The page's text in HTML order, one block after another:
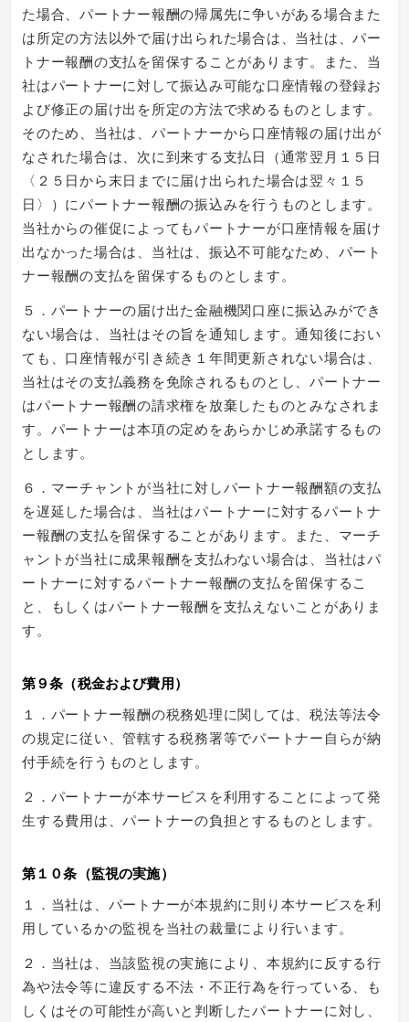
た場合、パートナー報酬の帰属先に争いがある場合また
は所定の方法以外で届け出られた場合は、当社は、パー
トナー報酬の支払を留保することがあります。また、当
社はパートナーに対して振込み可能な口座情報の登録お
よび修正の届け出を所定の方法で求めるものとします。
そのため、当社は、パートナーから口座情報の届け出が
なされた場合は、次に到来する支払日（通常翌月１５日
〈２５日から末日までに届け出られた場合は翌々１５
日〉）にパートナー報酬の振込みを行うものとします。
当社からの催促によってもパートナーが口座情報を届け
出なかった場合は、当社は、振込不可能なため、パート
ナー報酬の支払を留保するものとします。
５．パートナーの届け出た金融機関口座に振込みができ
ない場合は、当社はその旨を通知します。通知後におい
ても、口座情報が引き続き１年間更新されない場合は、
当社はその支払義務を免除されるものとし、パートナー
はパートナー報酬の請求権を放棄したものとみなされま
す。パートナーは本項の定めをあらかじめ承諾するもの
とします。
６．マーチャントが当社に対しパートナー報酬額の支払
を遅延した場合は、当社はパートナーに対するパートナ
ー報酬の支払を留保することがあります。また、マーチ
ャントが当社に成果報酬を支払わない場合は、当社はパ
ートナーに対するパートナー報酬の支払を留保するこ
と、もしくはパートナー報酬を支払えないことがありま
す。
第９条（税金および費用）
１．パートナー報酬の税務処理に関しては、税法等法令
の規定に従い、管轄する税務署等でパートナー自らが納
付手続を行うものとします。
２．パートナーが本サービスを利用することによって発
生する費用は、パートナーの負担とするものとします。
第１０条（監視の実施）
１．当社は、パートナーが本規約に則り本サービスを利
用しているかの監視を当社の裁量により行います。
２．当社は、当該監視の実施により、本規約に反する行
為や法令等に違反する不法・不正行為を行っている、も
しくはその可能性が高いと判断したパートナーに対し、